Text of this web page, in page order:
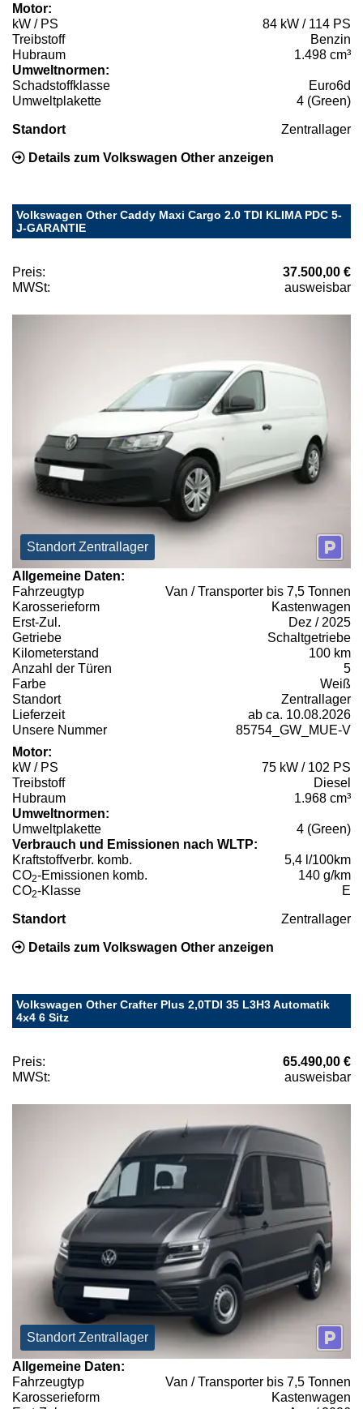
Motor:
kW / PS
84 kW / 114 PS
Treibstoff
Benzin
Hubraum
1.498 cm³
Umweltnormen:
Schadstoffklasse
Euro6d
Umweltplakette
4 (Green)
Standort Zentrallager
Details zum Volkswagen Other anzeigen
Volkswagen Other Caddy Maxi Cargo 2.0 TDI KLIMA PDC 5-
J-GARANTIE
Preis:
37.500,00 €
MWSt:
ausweisbar
Standort Zentrallager
Allgemeine Daten:
Fahrzeugtyp
Van / Transporter bis 7,5 Tonnen
Karosserieform
Kastenwagen
Erst-Zul.
Dez / 2025
Getriebe
Schaltgetriebe
Kilometerstand
100 km
Anzahl der Türen
5
Farbe
Weiß
Standort
Zentrallager
Lieferzeit
ab ca. 10.08.2026
Unsere Nummer
85754_GW_MUE-V
Motor:
kW / PS
75 kW / 102 PS
Treibstoff
Diesel
Hubraum
1.968 cm³
Umweltnormen:
Umweltplakette
4 (Green)
Verbrauch und Emissionen nach WLTP:
Kraftstoffverbr. komb.
5,4 l/100km
CO2-Emissionen komb.
140 g/km
CO2-Klasse E
Standort Zentrallager
Details zum Volkswagen Other anzeigen
Volkswagen Other Crafter Plus 2,0TDI 35 L3H3 Automatik
4x4 6 Sitz
Preis:
65.490,00 €
MWSt:
ausweisbar
Standort Zentrallager
Allgemeine Daten:
Fahrzeugtyp
Van / Transporter bis 7,5 Tonnen
Karosserieform
Kastenwagen